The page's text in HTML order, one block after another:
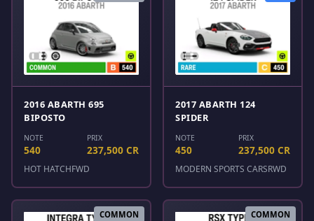
2016 ABARTH 695
BIPOSTO
NOTE
540
PRIX
237,500 CR
HOT HATCHFWD
2017 ABARTH 124
SPIDER
NOTE
450
PRIX
237,500 CR
MODERN SPORTS CARSRWD
COMMON COMMON